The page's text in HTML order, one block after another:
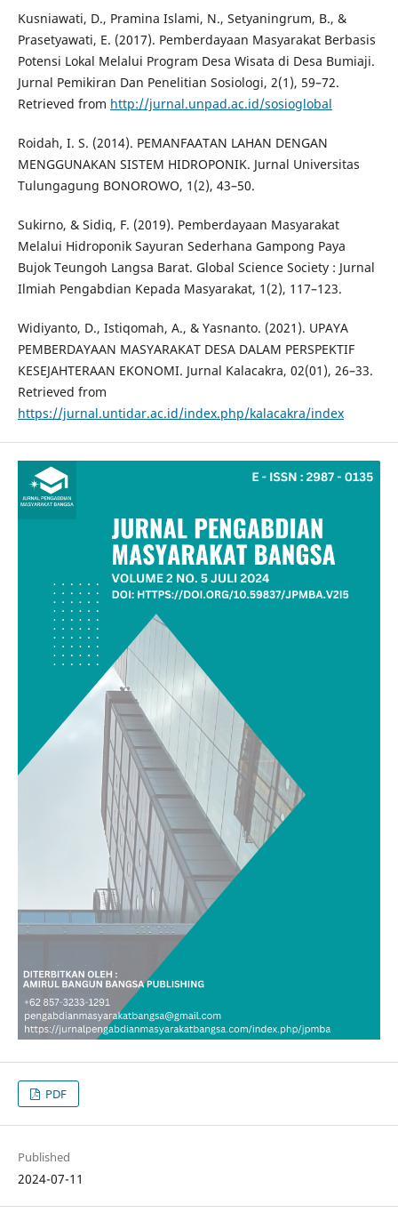
Kusniawati, D., Pramina Islami, N., Setyaningrum, B., &
Prasetyawati, E. (2017). Pemberdayaan Masyarakat Berbasis
Potensi Lokal Melalui Program Desa Wisata di Desa Bumiaji.
Jurnal Pemikiran Dan Penelitian Sosiologi, 2(1), 59–72.
Retrieved from http://jurnal.unpad.ac.id/sosioglobal
Roidah, I. S. (2014). PEMANFAATAN LAHAN DENGAN
MENGGUNAKAN SISTEM HIDROPONIK. Jurnal Universitas
Tulungagung BONOROWO, 1(2), 43–50.
Sukirno, & Sidiq, F. (2019). Pemberdayaan Masyarakat
Melalui Hidroponik Sayuran Sederhana Gampong Paya
Bujok Teungoh Langsa Barat. Global Science Society : Jurnal
Ilmiah Pengabdian Kepada Masyarakat, 1(2), 117–123.
Widiyanto, D., Istiqomah, A., & Yasnanto. (2021). UPAYA
PEMBERDAYAAN MASYARAKAT DESA DALAM PERSPEKTIF
KESEJAHTERAAN EKONOMI. Jurnal Kalacakra, 02(01), 26–33.
Retrieved from
https://jurnal.untidar.ac.id/index.php/kalacakra/index
PDF
Published
2024-07-11